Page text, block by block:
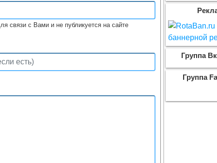
связи с Вами и не публикуется на сайте
Группа
Группа